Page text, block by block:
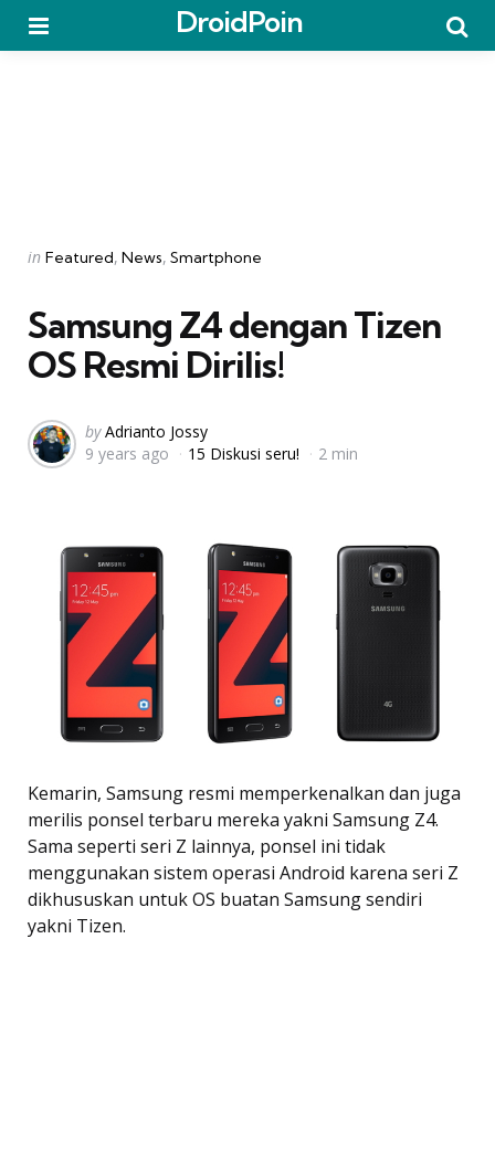
DroidPoin
Categories
Posted
in Featured News Smartphone
Samsung Z4 dengan Tizen
OS Resmi Dirilis!
Posted
by
by Adrianto Jossy
9 years ago
15 Diskusi seru! 2 min
Kemarin, Samsung resmi memperkenalkan dan juga
merilis ponsel terbaru mereka yakni Samsung Z4.
Sama seperti seri Z lainnya, ponsel ini tidak
menggunakan sistem operasi Android karena seri Z
dikhususkan untuk OS buatan Samsung sendiri
yakni Tizen.